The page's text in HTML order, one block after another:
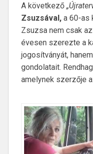
A következő
Zsuzsával,a 60-as
Zsuzsa nem csak
évesen szerezte a
jogosítványát,
gondolatait.
amelynek szerzője